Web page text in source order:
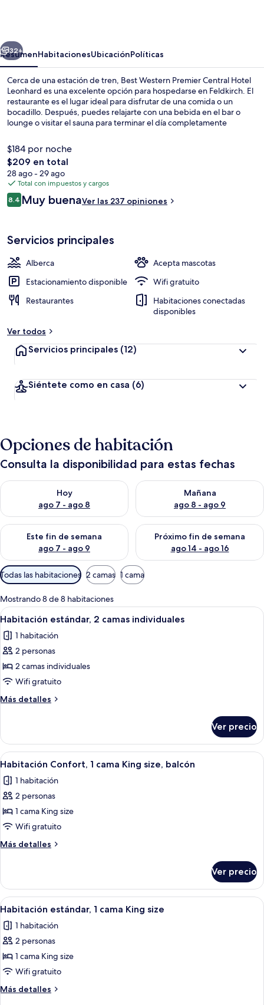
Hotel
Leonhard
Siguiente
32+
ResumenHabitacionesUbicaciónPolíticas
Cerca de una estación de tren, Best Western Premier Central Hotel
Leonhard es una excelente opción para hospedarse en Feldkirch. El
restaurante es el lugar ideal para disfrutar de una comida o un
bocadillo. Después, puedes relajarte con una bebida en el bar o
lounge o visitar el sauna para terminar el día completamente
baño de vapor.
$184 por noche
El
precio
total
es
de
$209 en total
28 ago - 29 ago
Total con impuestos y cargos
Opiniones
8.48.4 de 10,
Muy buenaVer las 237 opiniones
Servicios principales
Alberca
Acepta mascotas
Estacionamiento disponible
Wifi gratuito
Restaurantes
Habitaciones conectadas
disponibles
Ver todos
Servicios principales (12)
Siéntete como en casa (6)
Opciones de habitación
Consulta la disponibilidad para estas fechas
Hoy
ago 7 - ago 8
Consulta la disponibilidad para hoy ago 7 - ago 8
Mañana
ago 8 - ago 9
Consulta la disponibilidad
Este fin de semana
ago 7 - ago 9
Consulta la disponibilidad para este fin de semana ago 7 -
Próximo fin de semana
ago 14 - ago 16
Consulta la disponibilidad
Filtros
disponibles
para
las
habitaciones
Todas las habitaciones 2 camas 1 cama
Mostrando 8 de 8 habitaciones
Abrir
todas
las
fotos
de
Habitación
estándar,
2
individuales
Habitación de hotel con dos camas,
5
Habitación estándar, 2 camas individuales
1 habitación
2 personas
2 camas individuales
Wifi gratuito
Más detalles
Más
estándar,
camas
Ver precio
Abrir
todas
las
fotos
de
Habitación
Confort,
1
King
size,
balcón
Habitación de hotel con cama,
5
Habitación Confort, 1 cama King size, balcón
1 habitación
2 personas
1 cama King size
Wifi gratuito
Más detalles
Más
Confort,
cama
size,
balcón
Ver precio
Abrir
todas
las
fotos
de
Habitación
estándar,
1
Habitación de hotel con una cama
6
Habitación estándar, 1 cama King size
1 habitación
2 personas
1 cama King size
Wifi gratuito
Más detalles
Más